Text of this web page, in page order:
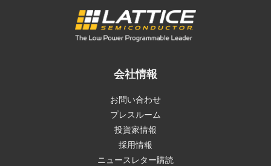
会社情報
お問い合わせ
プレスルーム
投資家情報
採用情報
ニュースレター購読